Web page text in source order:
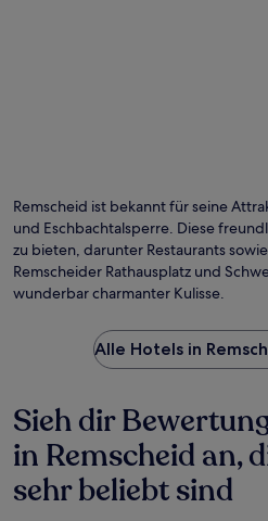
Remscheid ist bekannt für seine
und Eschbachtalsperre. Diese
zu bieten, darunter Restaurants
Remscheider Rathausplatz und
wunderbar charmanter Kulisse.
Alle Hotels in
Sieh dir
in Remscheid an,
sehr beliebt sind